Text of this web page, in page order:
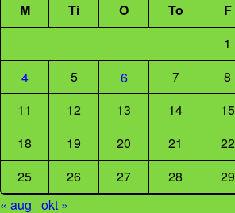
M Ti O To F
1
4
5 6 7 8
11
12 13 14 15
18
19 20 21 22
25
26 27 28 29
« aug okt »